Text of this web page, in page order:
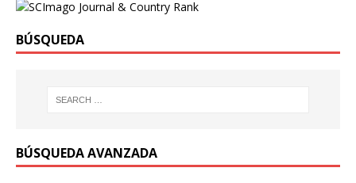
BÚSQUEDA
BÚSQUEDA AVANZADA